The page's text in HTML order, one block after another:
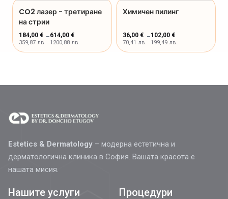
CO2 лазер - третиране
на стрии
184,00 €
359,87 лв.
-614,00 €
1200,88 лв.
Химичен пилинг
36,00 €
70,41 лв.
-102,00 €
199,49 лв.
Estetics & Dermatology – модерна естетична и
дерматологична клиника в София. Вашата красота е
нашата мисия.
Нашите услуги Процедури